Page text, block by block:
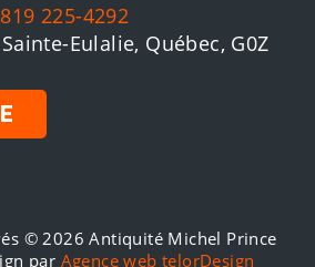
225-4292
Eulalie, Québec, G0Z
© 2026 Antiquité Michel Prince
par Agence web telorDesign